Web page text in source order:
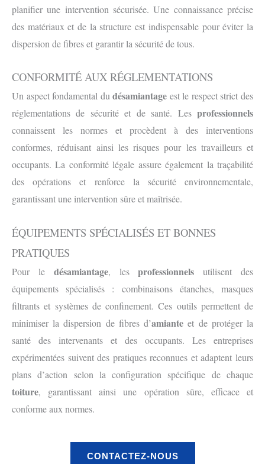
planifier une intervention sécurisée. Une connaissance précise
des matériaux et de la structure est indispensable pour éviter la
dispersion de fibres et garantir la sécurité de tous.
CONFORMITÉ AUX RÉGLEMENTATIONS
Un aspect fondamental dudésamiantage est le respect strict des
réglementations de sécurité et de santé. Les professionnels
connaissent les normes et procèdent à des interventions
conformes, réduisant ainsi les risques pour les travailleurs et
occupants. La conformité légale assure également la traçabilité
des opérations et renforce la sécurité environnementale,
garantissant une intervention sûre et maîtrisée.
ÉQUIPEMENTS SPÉCIALISÉS ET BONNES
PRATIQUES
Pour le désamiantage, lesprofessionnels utilisent des
équipements spécialisés : combinaisons étanches, masques
filtrants et systèmes de confinement. Ces outils permettent de
minimiser la dispersion de fibres d’amiante et de protéger la
santé des intervenants et des occupants. Les entreprises
expérimentées suivent des pratiques reconnues et adaptent leurs
plans d’action selon la configuration spécifique de chaque
toiture, garantissant ainsi une opération sûre, efficace et
conforme aux normes.
CONTACTEZ-NOUS